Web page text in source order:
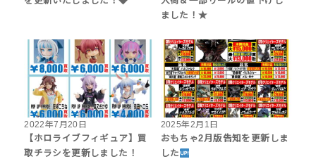
ました！★
2022年7月20日
【ホロライブフィギュア】買
取チラシを更新しました！
2025年2月1日
おもちゃ2月版告知を更新しま
した